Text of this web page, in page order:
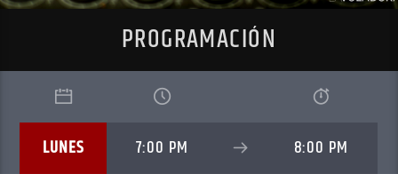
PROGRAMACIÓN
LUNES 7:00 PM 8:00 PM